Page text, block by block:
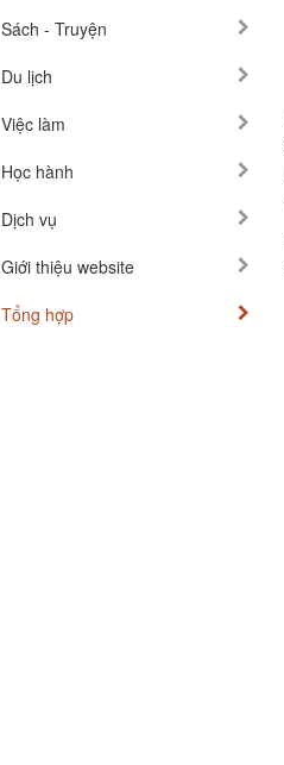
Sách - Truyện
Du lịch
Việc làm
Học hành
Dịch vụ
Giới thiệu website
Tổng hợp